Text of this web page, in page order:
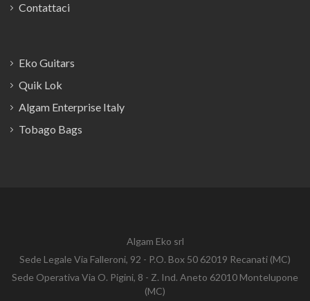
Contattaci
Eko Guitars
Quik Lok
Algam Enterprise Italy
Tobago Bags
Algam Eko srl
Sede Legale Via Falleroni, 92 - P.O. Box 50 62019 Recanati (MC)
Sede Operativa Via O. Pigini, 8 - Z. Ind. Aneto 62010 Montelupone
(MC)